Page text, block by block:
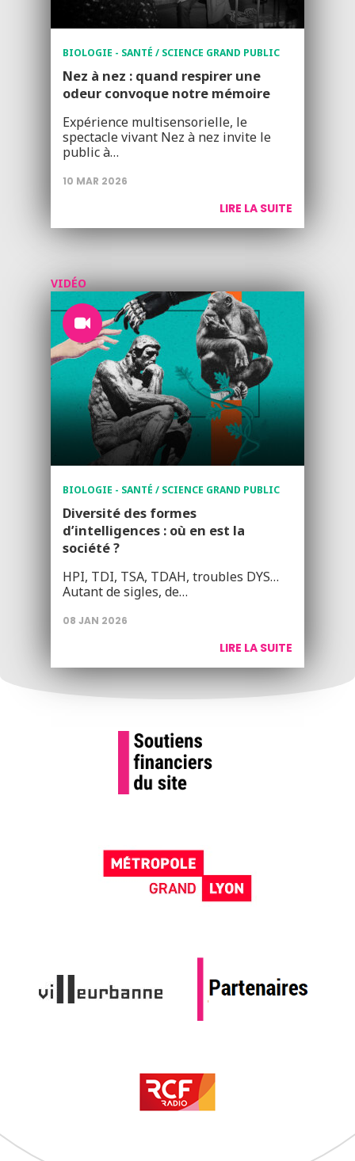
BIOLOGIE - SANTÉ / SCIENCE GRAND PUBLIC
Nez à nez : quand respirer une
odeur convoque notre mémoire
Expérience multisensorielle, le
spectacle vivant Nez à nez invite le
public à…
10 MAR 2026
LIRE LA SUITE
VIDÉO
BIOLOGIE - SANTÉ / SCIENCE GRAND PUBLIC
Diversité des formes
d’intelligences : où en est la
société ?
HPI, TDI, TSA, TDAH, troubles DYS…
Autant de sigles, de…
08 JAN 2026
LIRE LA SUITE